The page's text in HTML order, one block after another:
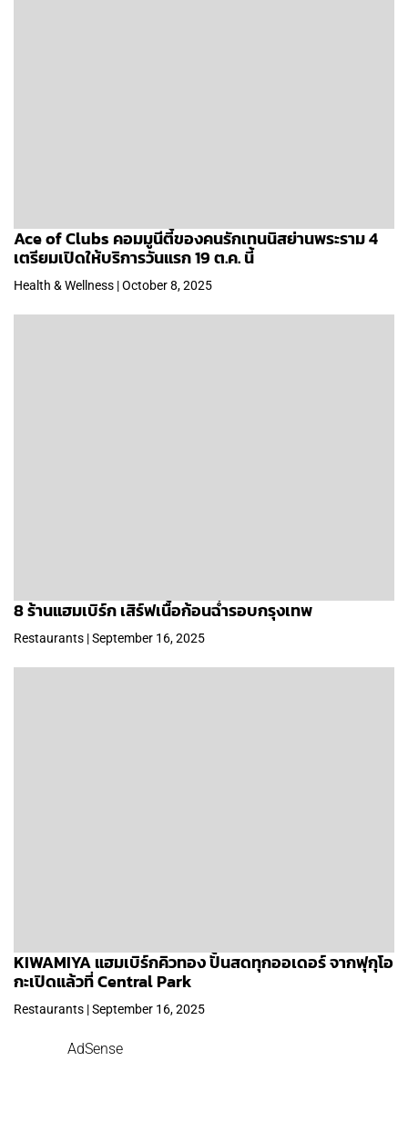
Ace of Clubs คอมมูนีตี้ของคนรักเทนนิสย่านพระราม 4
เตรียมเปิดให้บริการวันแรก 19 ต.ค. นี้
Health & Wellness | October 8, 2025
8 ร้านแฮมเบิร์ก เสิร์ฟเนื้อก้อนฉ่ำรอบกรุงเทพ
Restaurants | September 16, 2025
KIWAMIYA แฮมเบิร์กคิวทอง ปั้นสดทุกออเดอร์ จากฟุกุโอ
กะเปิดแล้วที่ Central Park
Restaurants | September 16, 2025
AdSense